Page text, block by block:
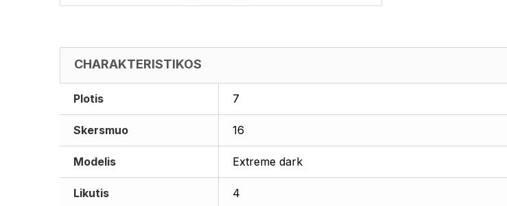
CHARAKTERISTIKOS
Plotis 7
Skersmuo 16
Modelis Extreme dark
Likutis 4